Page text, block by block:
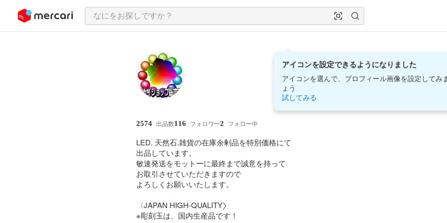
ツにスキップ
アイコンを設定できるようになりました
アイコンを選んで、プロフィール画像を設定してみ
ょう
試してみる
2574 出品数116 フォロワー2 フォロー中
LED. 天然石.雑貨の在庫余剰品を特別価格にて
出品しています。
敏速発送をモットーに最終まで誠意を持って
お取引させていただきますので
よろしくお願いいたします。
〈JAPAN HIGH-QUALITY〉
※彫刻玉は、国内生産品です！